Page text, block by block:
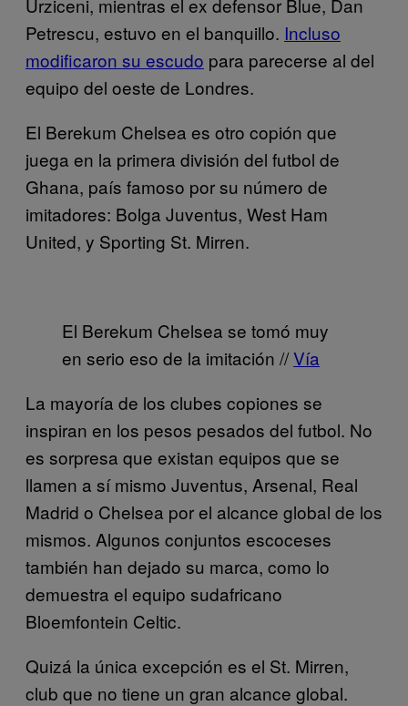
Petrescu, estuvo en el banquillo. Incluso
modificaron su escudo para parecerse al del
equipo del oeste de Londres.
El Berekum Chelsea es otro copión que
juega en la primera división del futbol de
Ghana, país famoso por su número de
imitadores: Bolga Juventus, West Ham
United, y Sporting St. Mirren.
El Berekum Chelsea se tomó muy
en serio eso de la imitación //Vía
La mayoría de los clubes copiones se
inspiran en los pesos pesados del futbol. No
es sorpresa que existan equipos que se
llamen a sí mismo Juventus, Arsenal, Real
Madrid o Chelsea por el alcance global de los
mismos. Algunos conjuntos escoceses
también han dejado su marca, como lo
demuestra el equipo sudafricano
Bloemfontein Celtic.
Quizá la única excepción es el St. Mirren,
club que no tiene un gran alcance global.